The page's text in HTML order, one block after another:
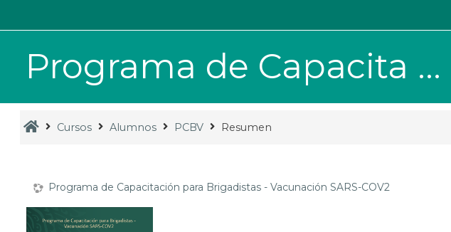
Programa de Capacita ...
Cursos Alumnos PCBV Resumen
Programa de Capacitación para Brigadistas - Vacunación SARS-COV2